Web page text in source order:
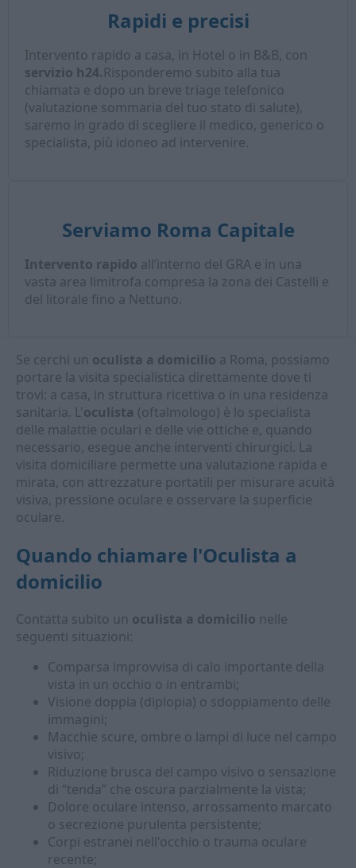
Rapidi e precisi
Intervento rapido a casa, in Hotel o in B&B, con
servizio h24.Risponderemo subito alla tua
chiamata e dopo un breve triage telefonico
(valutazione sommaria del tuo stato di salute),
saremo in grado di scegliere il medico, generico o
specialista, più idoneo ad intervenire.
Serviamo Roma Capitale
Intervento rapido all’interno del GRA e in una
vasta area limitrofa compresa la zona dei Castelli e
del litorale fino a Nettuno.
Se cerchi un oculista a domicilio a Roma, possiamo
portare la visita specialistica direttamente dove ti
trovi: a casa, in struttura ricettiva o in una residenza
sanitaria. L'oculista (oftalmologo) è lo specialista
delle malattie oculari e delle vie ottiche e, quando
necessario, esegue anche interventi chirurgici. La
visita domiciliare permette una valutazione rapida e
mirata, con attrezzature portatili per misurare acuità
visiva, pressione oculare e osservare la superficie
oculare.
Quando chiamare l'Oculista a
domicilio
Contatta subito un oculista a domicilio nelle
seguenti situazioni:
Comparsa improvvisa di calo importante della
vista in un occhio o in entrambi;
Visione doppia (diplopia) o sdoppiamento delle
immagini;
Macchie scure, ombre o lampi di luce nel campo
visivo;
Riduzione brusca del campo visivo o sensazione
di “tenda” che oscura parzialmente la vista;
Dolore oculare intenso, arrossamento marcato
o secrezione purulenta persistente;
Corpi estranei nell'occhio o trauma oculare
recente;